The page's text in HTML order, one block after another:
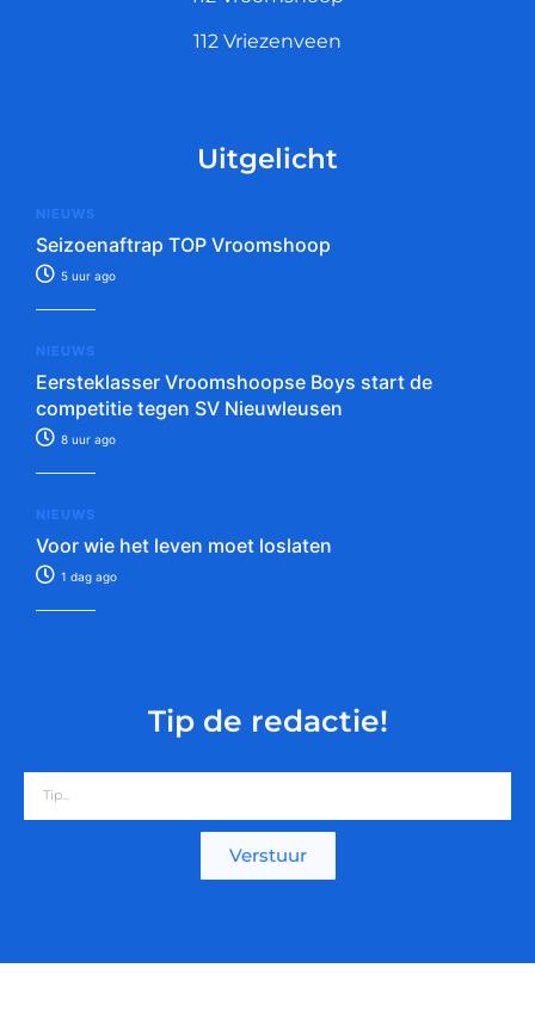
112 Vriezenveen
Uitgelicht
NIEUWS
Seizoenaftrap TOP Vroomshoop
5 uur ago
NIEUWS
Eersteklasser Vroomshoopse Boys start de
competitie tegen SV Nieuwleusen
8 uur ago
NIEUWS
Voor wie het leven moet loslaten
1 dag ago
Tip de redactie!
Verstuur